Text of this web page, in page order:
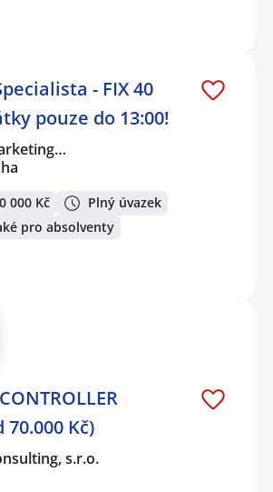
- FIX 40
pouze do 13:00!
000 Kč
Plný úvazek
pro absolventy
70.000 Kč)
s.r.o.